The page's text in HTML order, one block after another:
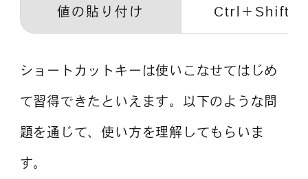
値の貼り付け Ctrl＋Shiftl
ショートカットキーは使いこなせてはじめ
て習得できたといえます。以下のような問
題を通じて、使い方を理解してもらいま
す。